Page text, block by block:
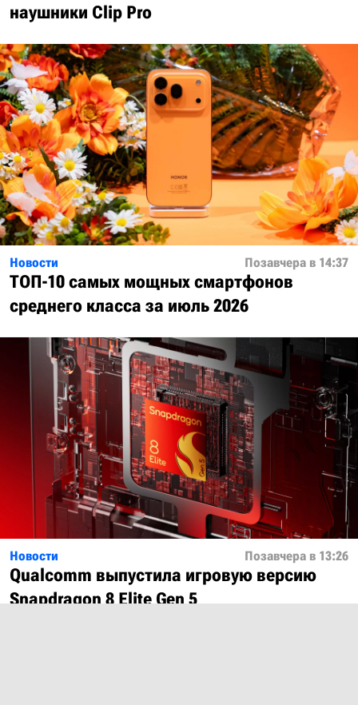
наушники Clip Pro
Новости Позавчера в 14:37
ТОП-10 самых мощных смартфонов
среднего класса за июль 2026
Новости Позавчера в 13:26
Qualcomm выпустила игровую версию
Snapdragon 8 Elite Gen 5